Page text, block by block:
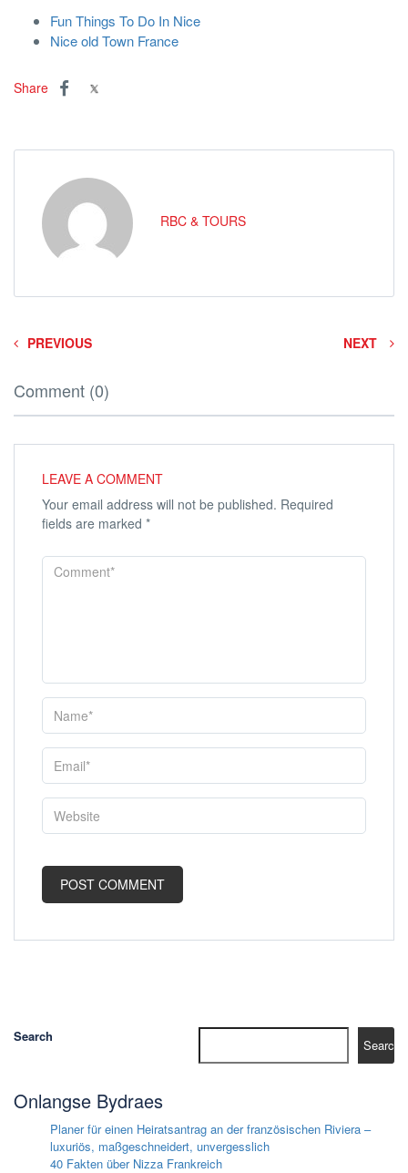
Fun Things To Do In Nice
Nice old Town France
Share
RBC & TOURS
PREVIOUS NEXT
Comment (0)
LEAVE A COMMENT
Your email address will not be published. Required
fields are marked *
Search
Search
Onlangse Bydraes
Planer für einen Heiratsantrag an der französischen Riviera –
luxuriös, maßgeschneidert, unvergesslich
40 Fakten über Nizza Frankreich